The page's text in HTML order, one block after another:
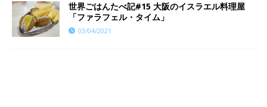
世界ごはんたべ記#15 大阪のイスラエル料理屋
「ファラフェル・タイム」
03/04/2021